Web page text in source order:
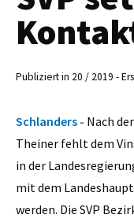
Publiziert in 20 / 2019 -
Schlanders - Nach
Theiner fehlt dem
in der
mit dem
werden. Die SVP